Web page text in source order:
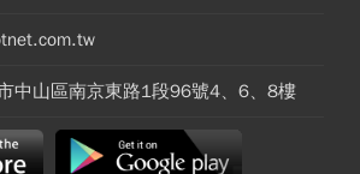
中山區南京東路1段96號4、6、8樓